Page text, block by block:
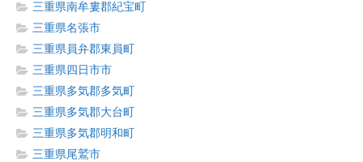
三重県南牟婁郡紀宝町
三重県名張市
三重県員弁郡東員町
三重県四日市市
三重県多気郡多気町
三重県多気郡大台町
三重県多気郡明和町
三重県尾鷲市